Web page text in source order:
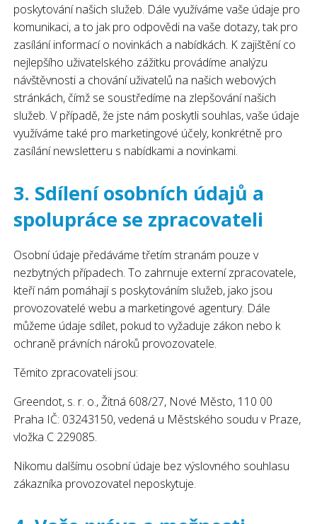
poskytování našich služeb. Dále využíváme vaše údaje pro
komunikaci, a to jak pro odpovědi na vaše dotazy, tak pro
zasílání informací o novinkách a nabídkách. K zajištění co
nejlepšího uživatelského zážitku provádíme analýzu
návštěvnosti a chování uživatelů na našich webových
stránkách, čímž se soustředíme na zlepšování našich
služeb. V případě, že jste nám poskytli souhlas, vaše údaje
využíváme také pro marketingové účely, konkrétně pro
zasílání newsletteru s nabídkami a novinkami.
3. Sdílení osobních údajů a
spolupráce se zpracovateli
Osobní údaje předáváme třetím stranám pouze v
nezbytných případech. To zahrnuje externí zpracovatele,
kteří nám pomáhají s poskytováním služeb, jako jsou
provozovatelé webu a marketingové agentury. Dále
můžeme údaje sdílet, pokud to vyžaduje zákon nebo k
ochraně právních nároků provozovatele.
Těmito zpracovateli jsou:
Greendot, s. r. o., Žitná 608/27, Nové Město, 110 00
Praha IČ: 03243150, vedená u Městského soudu v Praze,
vložka C 229085.
Nikomu dalšímu osobní údaje bez výslovného souhlasu
zákazníka provozovatel neposkytuje.